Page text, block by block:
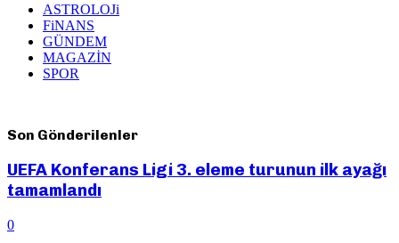
ASTROLOJi
FiNANS
GÜNDEM
MAGAZİN
SPOR
Son Gönderilenler
UEFA Konferans Ligi 3. eleme turunun ilk ayağı
tamamlandı
0